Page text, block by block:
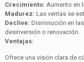
Crecimiento: Aumento en
Madurez: Las ventas se
Declive: Disminución en
desinversión o renovación.
Ventajas:
Ofrece una visión clara de